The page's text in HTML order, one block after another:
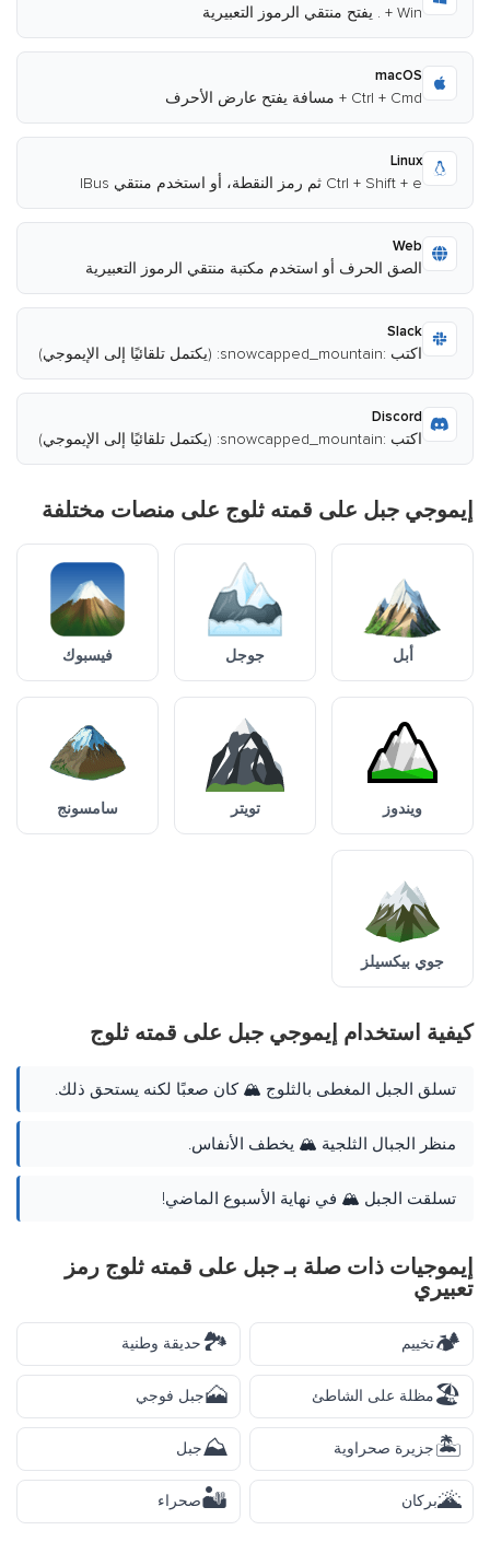
Win + . يفتح منتقي الرموز التعبيرية
macOS
Ctrl + Cmd + مسافة يفتح عارض الأحرف
Linux
Ctrl + Shift + e ثم رمز النقطة، أو استخدم منتقي IBus
Web
الصق الحرف أو استخدم مكتبة منتقي الرموز التعبيرية
Slack
اكتب :snowcapped_mountain: (يكتمل تلقائيًا إلى الإيموجي)
Discord
اكتب :snowcapped_mountain: (يكتمل تلقائيًا إلى الإيموجي)
إيموجي جبل على قمته ثلوج على منصات مختلفة
أبل جوجل فيسبوك
ويندوز تويتر سامسونج
جوي بيكسيلز
كيفية استخدام إيموجي جبل على قمته ثلوج
تسلق الجبل المغطى بالثلوج 🏔️ كان صعبًا لكنه يستحق ذلك.
منظر الجبال الثلجية 🏔️ يخطف الأنفاس.
تسلقت الجبل 🏔️ في نهاية الأسبوع الماضي!
إيموجيات ذات صلة بـ جبل على قمته ثلوج رمز
تعبيري
🏕️تخييم 🏞️حديقة وطنية
🏖️مظلة على الشاطئ 🗻جبل فوجي
🏝️جزيرة صحراوية ⛰️جبل
🌋بركان 🏜️صحراء